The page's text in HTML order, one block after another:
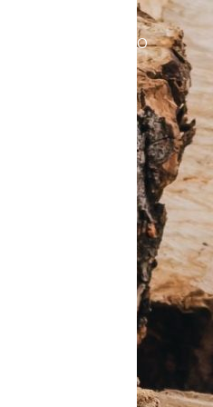
CARRELLO